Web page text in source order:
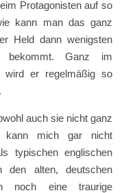
Protagonisten auf so
kann man das ganz
Held dann wenigsten
bekommt. Ganz im
wird er regelmäßig so
auch sie nicht ganz
kann mich gar nicht
typischen englischen
den alten, deutschen
noch eine traurige